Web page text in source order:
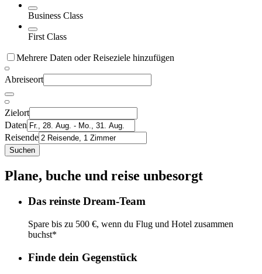
Business Class
First Class
Mehrere Daten oder Reiseziele hinzufügen
Abreiseort
Zielort
Daten
Reisende
Suchen
Plane, buche und reise unbesorgt
Das reinste Dream-Team
Spare bis zu 500 €, wenn du Flug und Hotel zusammen
buchst*
Finde dein Gegenstück